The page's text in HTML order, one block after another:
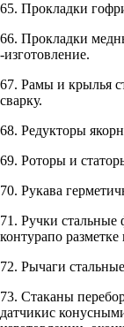
65. Прокладки
66. Прокладки
-изготовление.
67. Рамы и крылья
сварку.
68. Редукторы
69. Роторы и
70. Рукава
71. Ручки стальные
контурапо
72. Рычаги
73. Стаканы
датчикис